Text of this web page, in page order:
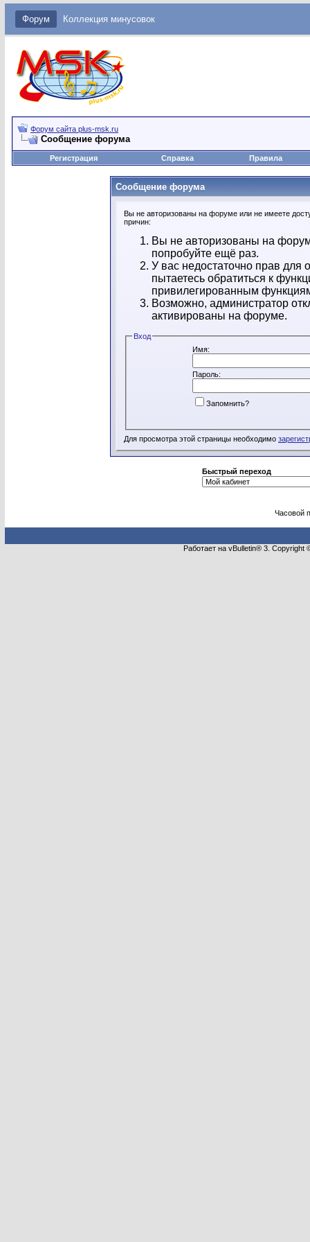
Форум Коллекция минусовок
Форум сайта plus-msk.ru
Сообщение форума
Регистрация Справка Правила
Сообщение форума
Вы не авторизованы на форуме или не имеете
причин:
Вы не авторизованы на
попробуйте ещё раз.
У вас недостаточно прав
пытаетесь обратиться к
привилегированным
Возможно, администратор
активированы на форуме.
Вход
Имя:
Пароль:
Запомнить?
Для просмотра этой страницы необходимо
Быстрый переход
Часовой
Работает на vBulletin® 3.